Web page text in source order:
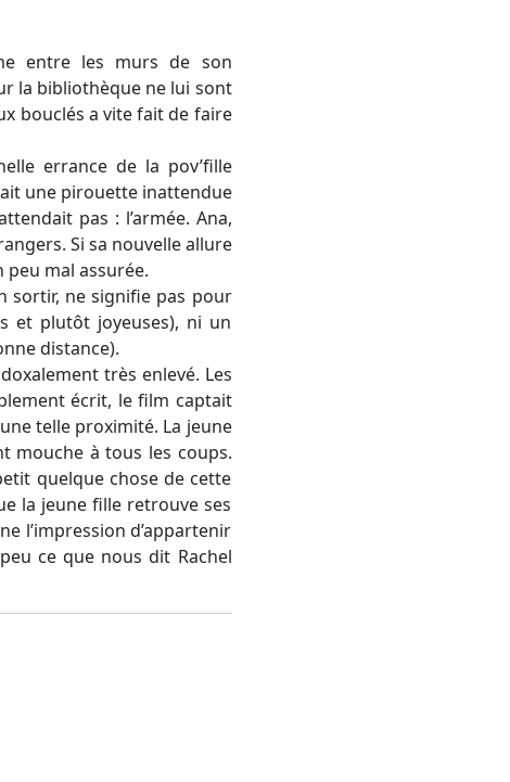
entre les murs de son
la bibliothèque ne lui sont
bouclés a vite fait de faire
errance de la pov’fille
une pirouette inattendue
pas : l’armée. Ana,
Si sa nouvelle allure
mal assurée.
sortir, ne signifie pas pour
et plutôt joyeuses), ni un
distance).
très enlevé. Les
écrit, le film captait
telle proximité. La jeune
mouche à tous les coups.
quelque chose de cette
la jeune fille retrouve ses
l’impression d’appartenir
ce que nous dit Rachel